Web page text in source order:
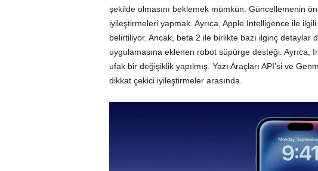
şekilde olmasını beklemek mümkün. Güncellemenin
iyileştirmeleri yapmak. Ayrıca, Apple Intelligence ile
belirtiliyor. Ancak, beta 2 ile birlikte bazı ilginç detaylar
uygulamasına eklenen robot süpürge desteği. Ayrıca,
ufak bir değişiklik yapılmış. Yazı Araçları API’si ve
dikkat çekici iyileştirmeler arasında.